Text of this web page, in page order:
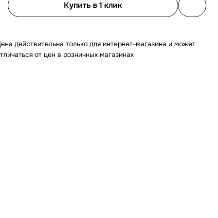
Купить в 1 клик
действительна только для интернет-магазина и может
от цен в розничных магазинах